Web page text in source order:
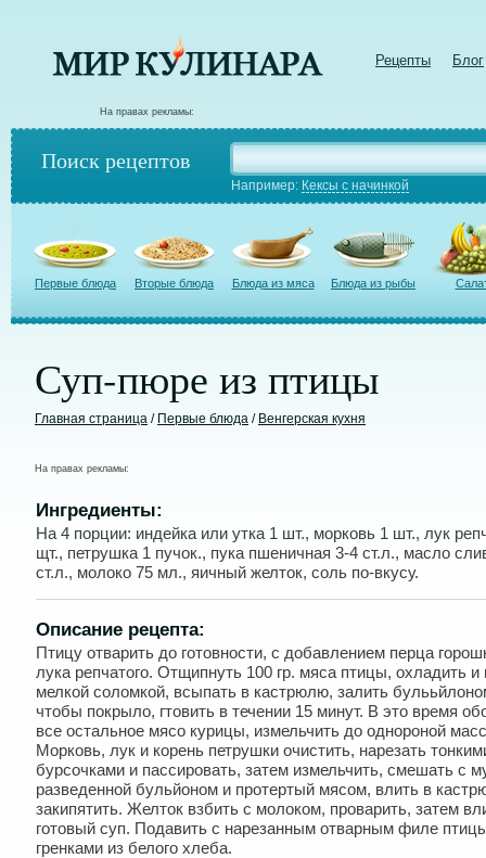
Рецепты Блог
На правах рекламы:
Поиск рецептов
Например: Кексы с начинкой
Первые блюда Вторые блюда Блюда из мяса Блюда из рыбы
Суп-пюре из птицы
Главная страница / Первые блюда / Венгерская кухня
На правах рекламы:
Ингредиенты:
На 4 порции: индейка или утка 1 шт., морковь 1 шт., лук
щт., петрушка 1 пучок., пука пшеничная 3-4 ст.л., масло
ст.л., молоко 75 мл., яичный желток, соль по-вкусу.
Описание рецепта:
Птицу отварить до готовности, с добавлением перца
лука репчатого. Отщипнуть 100 гр. мяса птицы, охладить и
мелкой соломкой, всыпать в кастрюлю, залить
чтобы покрыло, гтовить в течении 15 минут. В это время
все остальное мясо курицы, измельчить до однороной
Морковь, лук и корень петрушки очистить, нарезать
бурсочками и пассировать, затем измельчить, смешать с
разведенной бульйоном и протертый мясом, влить в
закипятить. Желток взбить с молоком, проварить, затем
готовый суп. Подавить с нарезанным отварным филе
гренками из белого хлеба.